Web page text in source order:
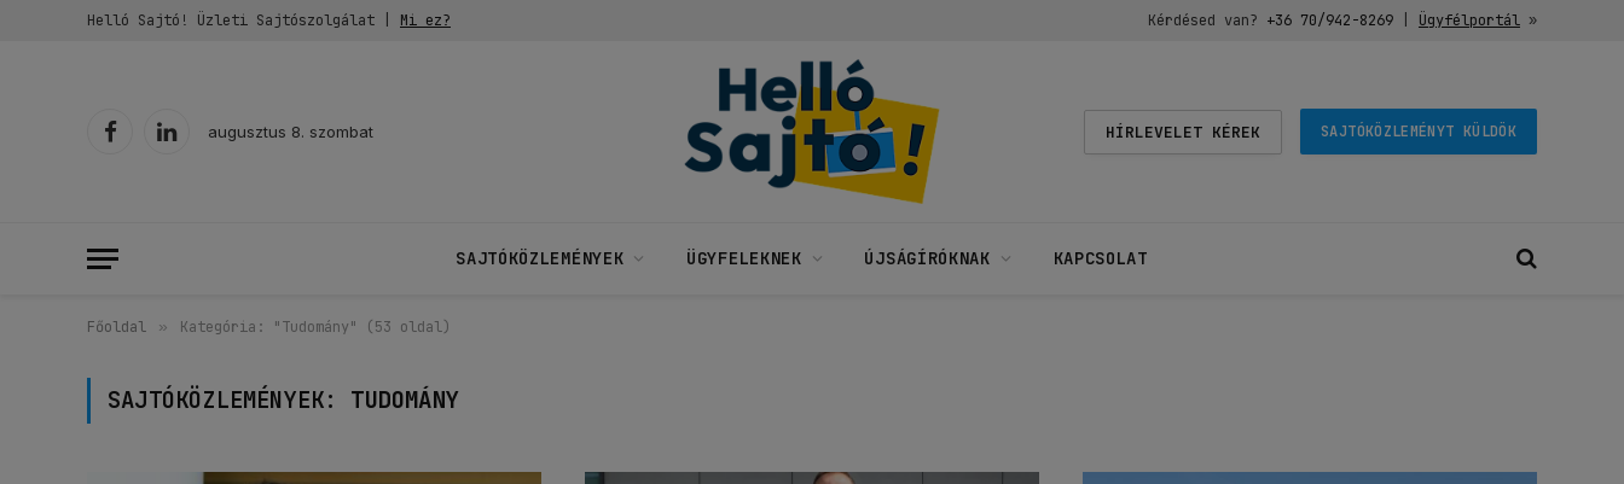
Helló Sajtó! Üzleti Sajtószolgálat | Mi ez? Kérdésed van? +36 70/942-8269| Ügyfélportál»
FacebookLinkedIn
augusztus 8. szombat HÍRLEVELET KÉREK SAJTÓKÖZLEMÉNYT KÜLDÖK
SAJTÓKÖZLEMÉNYEK ÜGYFELEKNEK ÚJSÁGÍRÓKNAK KAPCSOLAT
Főoldal » Kategória: "Tudomány" (53 oldal)
SAJTÓKÖZLEMÉNYEK: TUDOMÁNY